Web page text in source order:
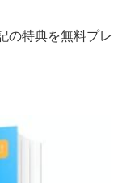
の特典を無料プレ